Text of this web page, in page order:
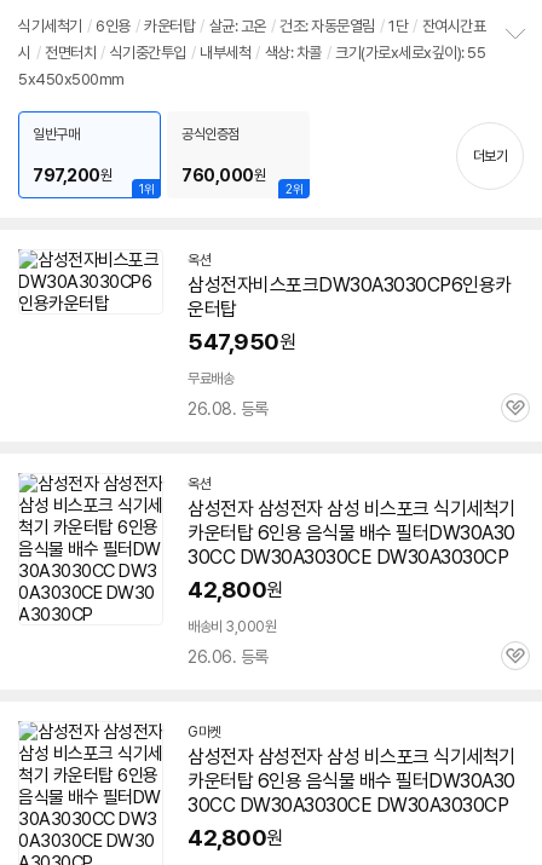
리
뷰
식기세척기 / 6인용 / 카운터탑 / 살균: 고온 / 건조: 자동문열림 / 1단 / 잔여시간표
시 / 전면터치 / 식기중간투입 / 내부세척 / 색상: 차콜 / 크기(가로x세로x깊이): 55
5x450x500mm
기
1위
일반구매
797,200원
2위
공식인증점
760,000원
더보기
옥션
삼성전자비스포크DW30A3030CP6인용카
운터탑
547,950원
무료배송
26.08. 등록
관
옥션
삼성전자 삼성전자 삼성 비스포크 식기세척기
카운터탑 6인용 음식물 배수 필터DW30A30
30CC DW30A3030CE DW30A3030CP
42,800원
배송비 3,000원
26.06. 등록
관
G마켓
삼성전자 삼성전자 삼성 비스포크 식기세척기
카운터탑 6인용 음식물 배수 필터DW30A30
30CC DW30A3030CE DW30A3030CP
42,800원